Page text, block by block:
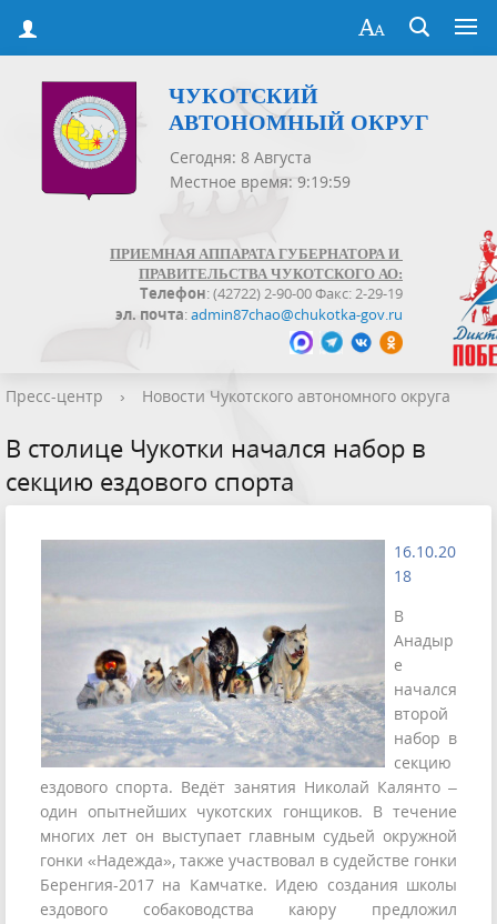
ЧУКОТСКИЙ
АВТОНОМНЫЙ ОКРУГ
Сегодня: 8 Августа
Местное время: 9:19:59
ПРИЕМНАЯ АППАРАТА ГУБЕРНАТОРА И
ПРАВИТЕЛЬСТВА ЧУКОТСКОГО АО:
Телефон: (42722) 2-90-00 Факс: 2-29-19
эл. почта:admin87chao@chukotka-gov.ru
Пресс-центр › Новости Чукотского автономного округа
В столице Чукотки начался набор в
секцию ездового спорта
16.10.20
18
В
Анадыр
е
начался
второй
набор в
секцию
ездового спорта. Ведёт занятия Николай Калянто –
один опытнейших чукотских гонщиков. В течение
многих лет он выступает главным судьей окружной
гонки «Надежда», также участвовал в судействе гонки
Беренгия-2017 на Камчатке. Идею создания школы
ездового собаководства каюру предложил